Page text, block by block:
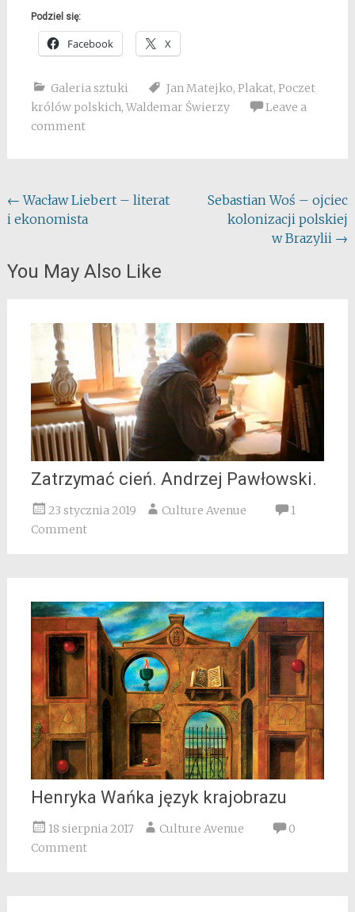
Podziel się:
Facebook X
Galeria sztuki Jan Matejko, Plakat, Poczet
królów polskich, Waldemar Świerzy
Leave a
comment
Post
navigation
← Wacław Liebert – literat
i ekonomista
Sebastian Woś – ojciec
kolonizacji polskiej
w Brazylii →
You May Also Like
Zatrzymać cień. Andrzej Pawłowski.
23 stycznia 2019 Culture Avenue
1
Comment
Henryka Wańka język krajobrazu
18 sierpnia 2017 Culture Avenue
0
Comment